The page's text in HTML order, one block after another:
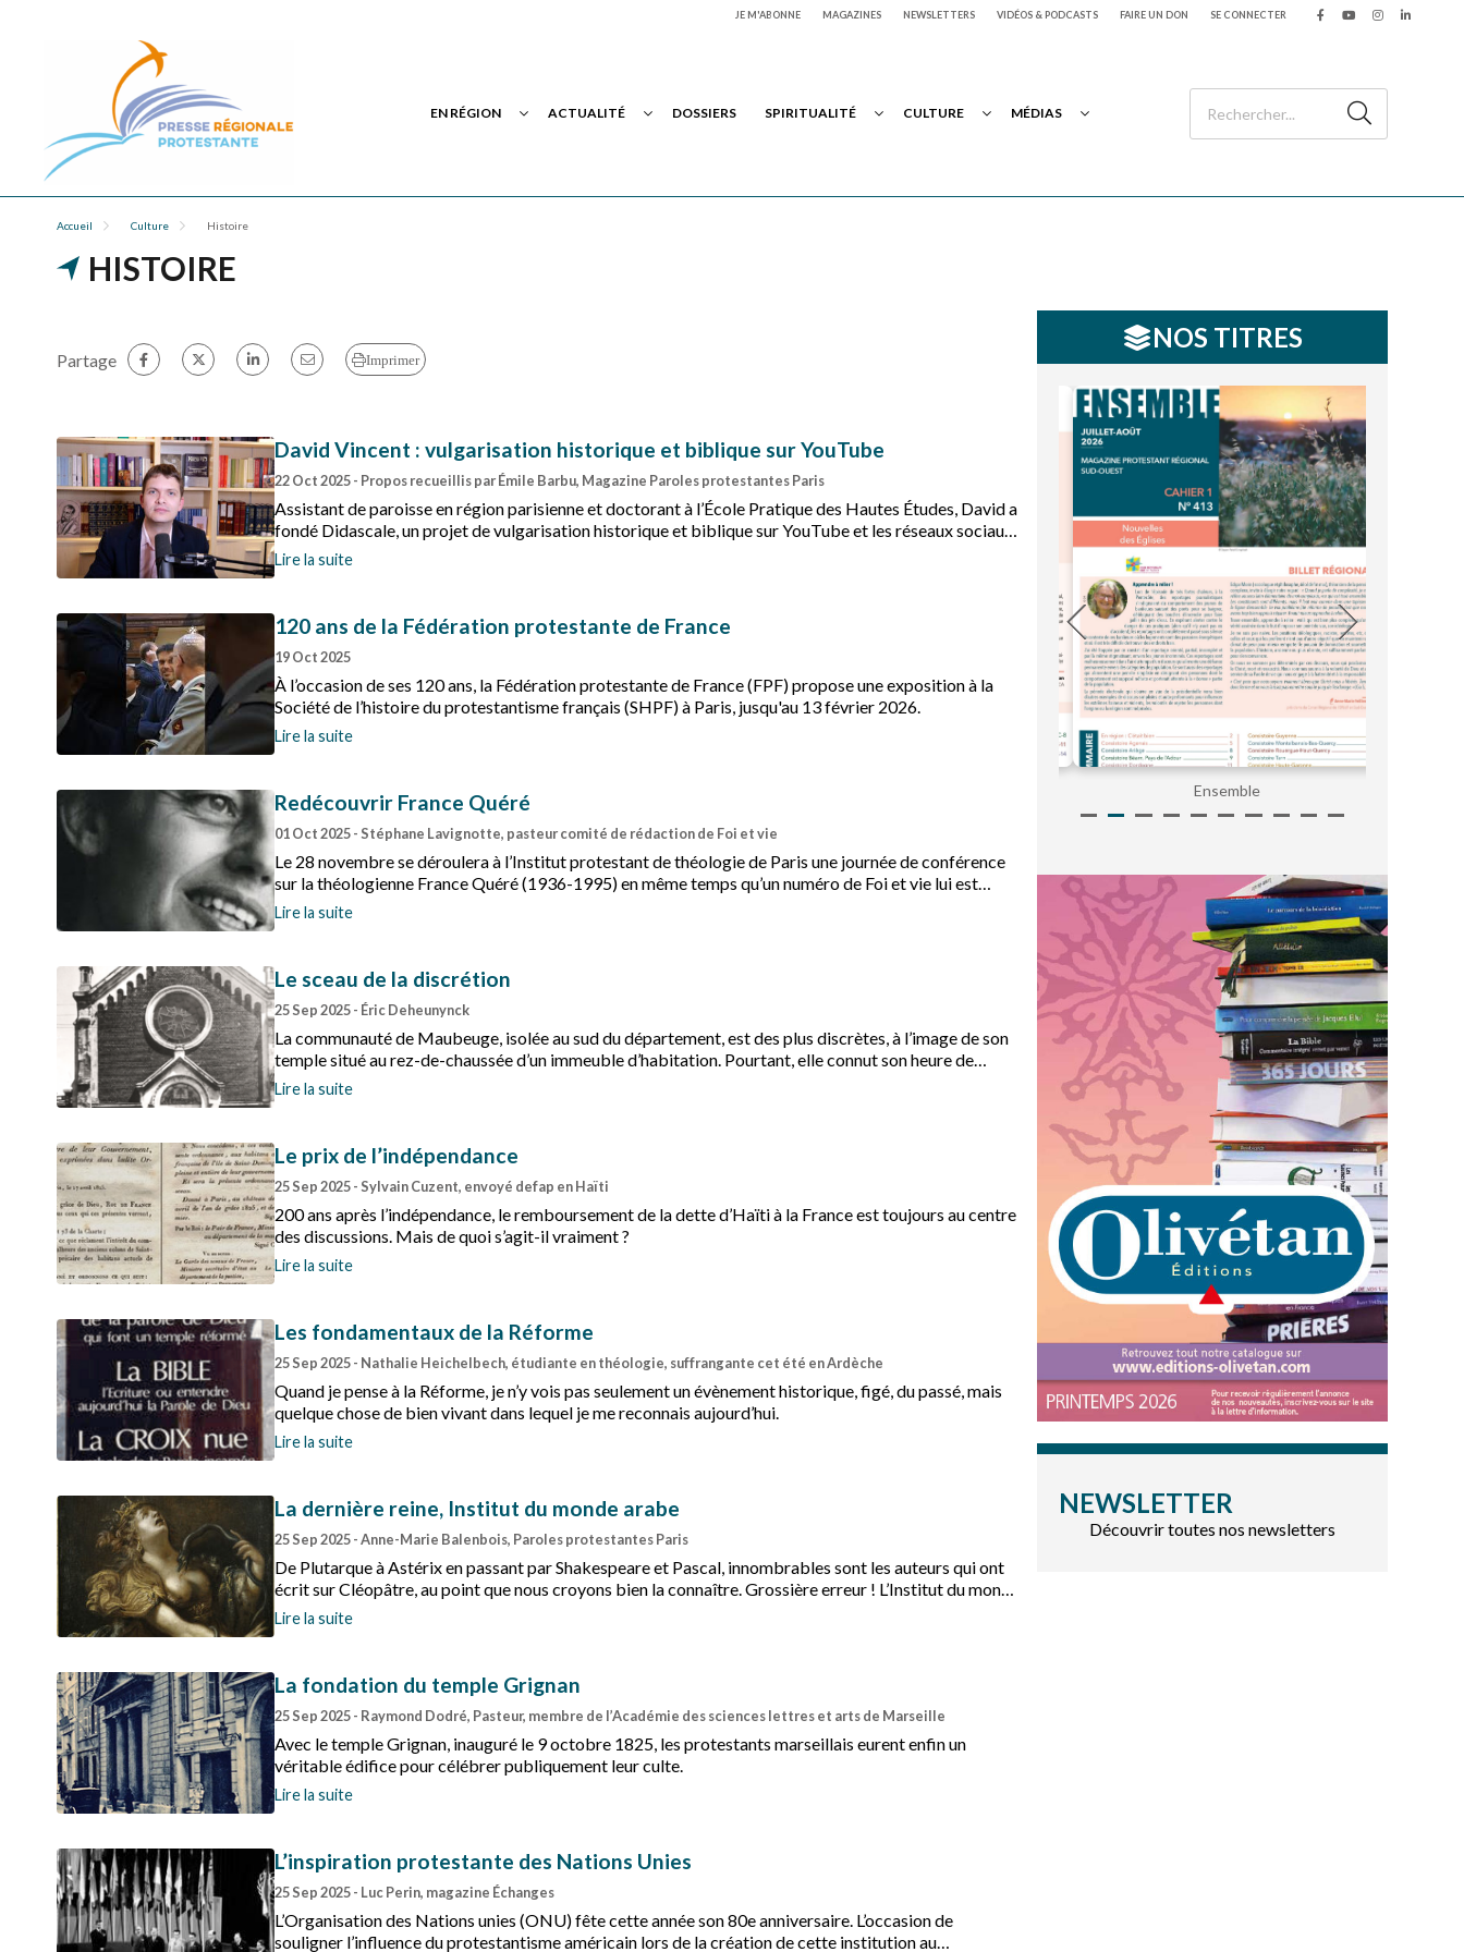
JE M'ABONNE MAGAZINES NEWSLETTERS VIDÉOS & PODCASTS FAIRE UN DON SE CONNECTER
EN RÉGION ACTUALITÉ DOSSIERS SPIRITUALITÉ CULTURE MÉDIAS
Accueil Culture Histoire
HISTOIRE
Partage Imprimer
David Vincent : vulgarisation historique et biblique sur YouTube
22 Oct 2025- Propos recueillis par Émile Barbu, Magazine Paroles protestantes Paris
Assistant de paroisse en région parisienne et doctorant à l’École Pratique des Hautes Études, David a
fondé Didascale, un projet de vulgarisation historique et biblique sur YouTube et les réseaux sociaux.
Son objectif : rendre l’héritage chrétien accessible sans renoncer à la rigueur.
Lire la suite
120 ans de la Fédération protestante de France
19 Oct 2025
À l’occasion de ses 120 ans, la Fédération protestante de France (FPF) propose une exposition à la
Société de l’histoire du protestantisme français (SHPF) à Paris, jusqu'au 13 février 2026.
Lire la suite
Redécouvrir France Quéré
01 Oct 2025- Stéphane Lavignotte, pasteur comité de rédaction de Foi et vie
Le 28 novembre se déroulera à l’Institut protestant de théologie de Paris une journée de conférence
sur la théologienne France Quéré (1936-1995) en même temps qu’un numéro de Foi et vie lui est
consacré.
Lire la suite
Le sceau de la discrétion
25 Sep 2025- Éric Deheunynck
La communauté de Maubeuge, isolée au sud du département, est des plus discrètes, à l’image de son
temple situé au rez-de-chaussée d’un immeuble d’habitation. Pourtant, elle connut son heure de
gloire à la fin du XIXe siècle, comme en témoignait l’ancien temple avant sa destruction.
Lire la suite
Le prix de l’indépendance
25 Sep 2025- Sylvain Cuzent, envoyé defap en Haïti
200 ans après l’indépendance, le remboursement de la dette d’Haïti à la France est toujours au centre
des discussions. Mais de quoi s’agit-il vraiment ?
Lire la suite
Les fondamentaux de la Réforme
25 Sep 2025- Nathalie Heichelbech, étudiante en théologie, suffrangante cet été en Ardèche
Quand je pense à la Réforme, je n’y vois pas seulement un évènement historique, figé, du passé, mais
quelque chose de bien vivant dans lequel je me reconnais aujourd’hui.
Lire la suite
La dernière reine, Institut du monde arabe
25 Sep 2025- Anne-Marie Balenbois, Paroles protestantes Paris
De Plutarque à Astérix en passant par Shakespeare et Pascal, innombrables sont les auteurs qui ont
écrit sur Cléopâtre, au point que nous croyons bien la connaître. Grossière erreur ! L’Institut du monde
arabe tente de lever le mystère.
Lire la suite
La fondation du temple Grignan
25 Sep 2025- Raymond Dodré, Pasteur, membre de l’Académie des sciences lettres et arts de Marseille
Avec le temple Grignan, inauguré le 9 octobre 1825, les protestants marseillais eurent enfin un
véritable édifice pour célébrer publiquement leur culte.
Lire la suite
L’inspiration protestante des Nations Unies
25 Sep 2025- Luc Perin, magazine Échanges
L’Organisation des Nations unies (ONU) fête cette année son 80e anniversaire. L’occasion de
souligner l’influence du protestantisme américain lors de la création de cette institution au
NOS TITRES
Ensemble
NEWSLETTER
Découvrir toutes nos newsletters